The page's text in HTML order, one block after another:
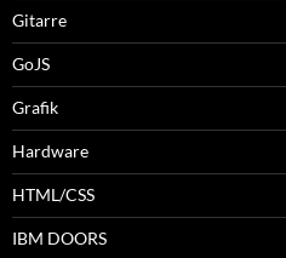
Gitarre
GoJS
Grafik
Hardware
HTML/CSS
IBM DOORS